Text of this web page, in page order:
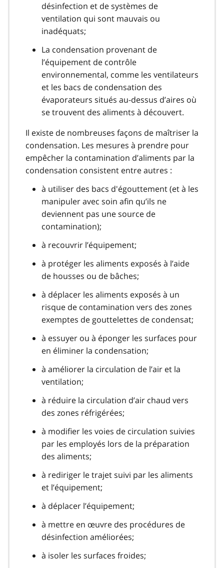
désinfection et de systèmes de
ventilation qui sont mauvais ou
inadéquats;
La condensation provenant de
l’équipement de contrôle
environnemental, comme les ventilateurs
et les bacs de condensation des
évaporateurs situés au-dessus d’aires où
se trouvent des aliments à découvert.
Il existe de nombreuses façons de maîtriser la
condensation. Les mesures à prendre pour
empêcher la contamination d’aliments par la
condensation consistent entre autres :
à utiliser des bacs d'égouttement (et à les
manipuler avec soin afin qu’ils ne
deviennent pas une source de
contamination);
à recouvrir l’équipement;
à protéger les aliments exposés à l’aide
de housses ou de bâches;
à déplacer les aliments exposés à un
risque de contamination vers des zones
exemptes de gouttelettes de condensat;
à essuyer ou à éponger les surfaces pour
en éliminer la condensation;
à améliorer la circulation de l’air et la
ventilation;
à réduire la circulation d’air chaud vers
des zones réfrigérées;
à modifier les voies de circulation suivies
par les employés lors de la préparation
des aliments;
à rediriger le trajet suivi par les aliments
et l’équipement;
à déplacer l’équipement;
à mettre en œuvre des procédures de
désinfection améliorées;
à isoler les surfaces froides;